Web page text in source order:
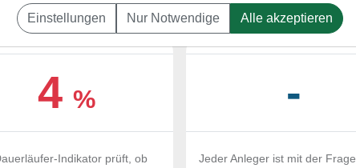
4%
Indikator prüft, ob
-
Jeder Anleger ist mit der Frage
Einstellungen Nur Notwendige Alle akzeptieren